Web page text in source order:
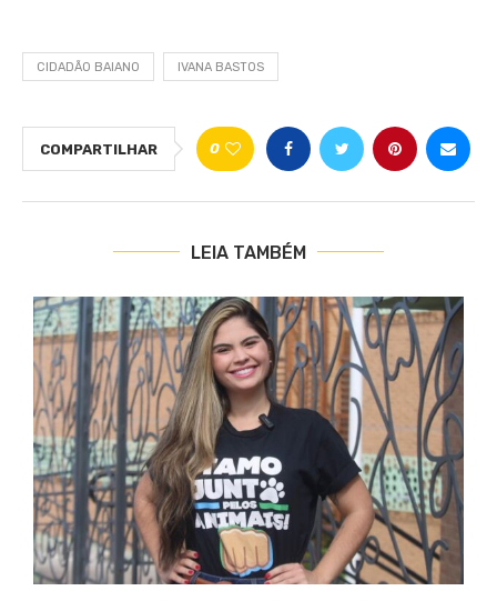
CIDADÃO BAIANO IVANA BASTOS
COMPARTILHAR 0
LEIA TAMBÉM